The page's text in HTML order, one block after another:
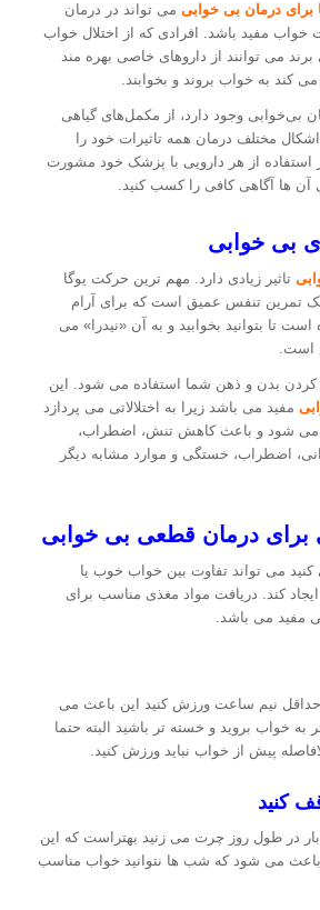
برای درمان بی خوابیمی تواند در درمان
خواب مفید باشد. افرادی که از اختلال خواب
برند می توانند از داروهای خاصی بهره مند
کند به خواب بروند و بخوابند.
بی‌خوابی وجود دارد، از مکمل‌های گیاهی
مختلف درمان همه تاثیرات خود را
استفاده از هر دارویی با پزشک خود مشورت
آن ها آگاهی کافی را کسب کنید.
بی خوابی
تاثیر زیادی دارد. مهم ترین حرکت یوگا
تمرین تنفس عمیق است که برای آرام
تا بتوانید بخوابید و به آن «نیدرا» می
است.
کردن بدن و ذهن شما استفاده می شود. این
مفید می باشد زیرا به اختلالاتی می پردازد
می شود و باعث کاهش تنش، اضطراب،
اضطراب، خستگی و موارد مشابه دیگر
برای درمان قطعی بی خوابی
می تواند تفاوت بین خواب خوب یا
کند. دریافت مواد مغذی مناسب برای
مفید می باشد.
نیم ساعت ورزش کنید این باعث می
خواب بروید و خسته تر باشید البته حتما
پیش از خواب نباید ورزش کنید.
کنید
بار در طول روز چرت می زنید بهتراست که این
باعث می شود که شب ها نتوانید خواب مناسب